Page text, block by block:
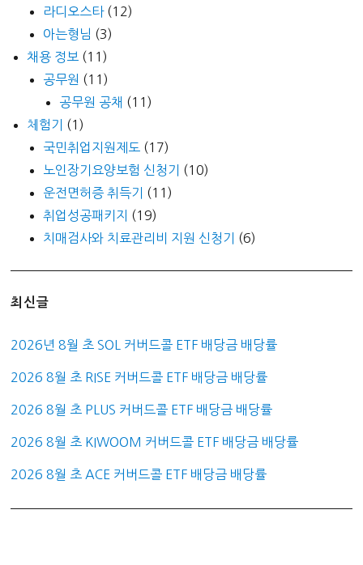
라디오스타(12)
아는형님 (3)
채용 정보 (11)
공무원 (11)
공무원 공채 (11)
체험기
(1)
국민취업지원제도 (17)
노인장기요양보험 신청기
(10)
운전면허증 취득기
(11)
취업성공패키지
(19)
치매검사와 치료관리비 지원 신청기
(6)
최신글
2026년 8월 초 SOL 커버드콜 ETF 배당금 배당률
2026 8월 초 RISE 커버드콜 ETF 배당금 배당률
2026 8월 초 PLUS 커버드콜 ETF 배당금 배당률
2026 8월 초 KIWOOM 커버드콜 ETF 배당금 배당률
2026 8월 초 ACE 커버드콜 ETF 배당금 배당률